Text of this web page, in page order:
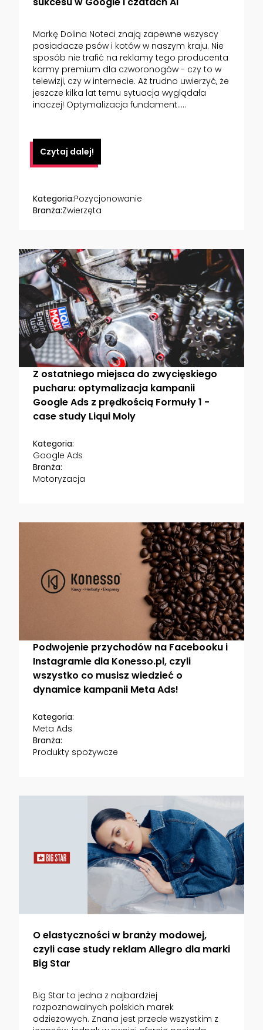
Markę Dolina Noteci znają zapewne wszyscy
posiadacze psów i kotów w naszym kraju. Nie
sposób nie trafić na reklamy tego producenta
karmy premium dla czworonogów - czy to w
telewizji, czy w internecie. Aż trudno uwierzyć, że
jeszcze kilka lat temu sytuacja wyglądała
inaczej! Optymalizacja fundament.....
Czytaj dalej!
Kategoria:Pozycjonowanie
Branża:Zwierzęta
Z ostatniego miejsca do zwycięskiego
pucharu: optymalizacja kampanii
Google Ads z prędkością Formuły 1 -
case study Liqui Moly
Kategoria:
Google Ads
Branża:
Motoryzacja
Podwojenie przychodów na Facebooku i
Instagramie dla Konesso.pl, czyli
wszystko co musisz wiedzieć o
dynamice kampanii Meta Ads!
Kategoria:
Meta Ads
Branża:
Produkty spożywcze
O elastyczności w branży modowej,
czyli case study reklam Allegro dla marki
Big Star
Big Star to jedna z najbardziej
rozpoznawalnych polskich marek
odzieżowych. Znana jest przede wszystkim z